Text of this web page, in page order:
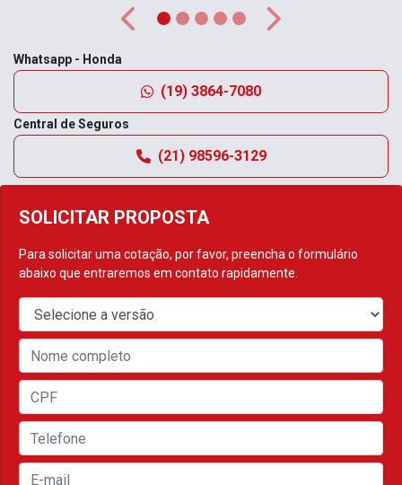
SOLICITAR PROPOSTA
Para solicitar uma cotação, por favor, preencha o formulário
abaixo que entraremos em contato rapidamente.
Anterior Próximo
Whatsapp - Honda
(19) 3864-7080
Central de Seguros
(21) 98596-3129